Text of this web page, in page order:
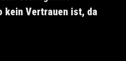
kein Vertrauen ist, da